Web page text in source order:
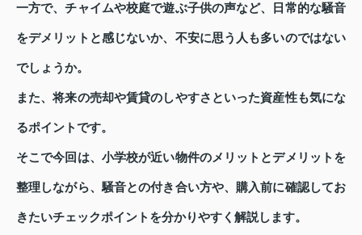
一方で、チャイムや校庭で遊ぶ子供の声など、日常的な騒音
をデメリットと感じないか、不安に思う人も多いのではない
でしょうか。
また、将来の売却や賃貸のしやすさといった資産性も気にな
るポイントです。
そこで今回は、小学校が近い物件のメリットとデメリットを
整理しながら、騒音との付き合い方や、購入前に確認してお
きたいチェックポイントを分かりやすく解説します。